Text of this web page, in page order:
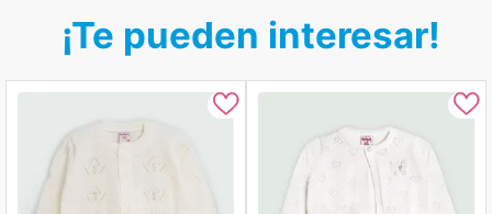
¡Te pueden interesar!